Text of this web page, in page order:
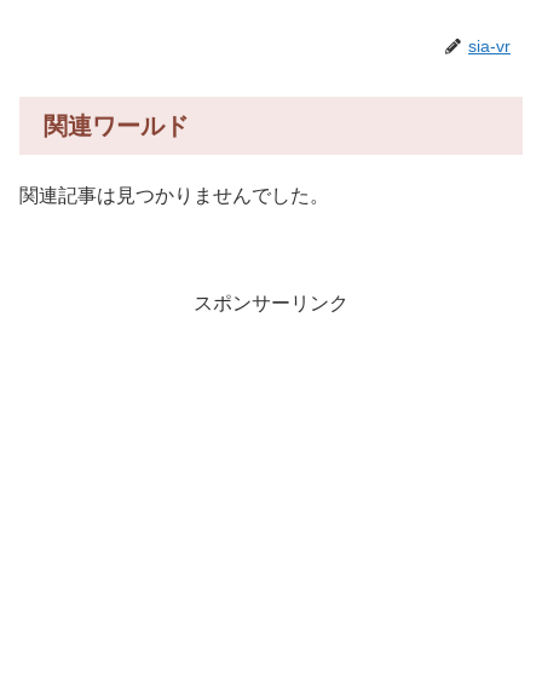
sia-vr
関連ワールド
関連記事は見つかりませんでした。
スポンサーリンク